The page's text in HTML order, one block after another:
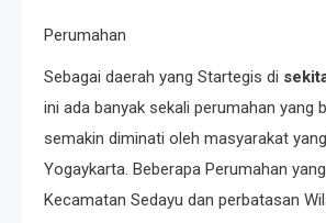
Perumahan
Sebagai daerah yang Startegis di
ini ada banyak sekali perumahan yang
semakin diminati oleh masyarakat
Yogaykarta. Beberapa Perumahan
Kecamatan Sedayu dan perbatasan